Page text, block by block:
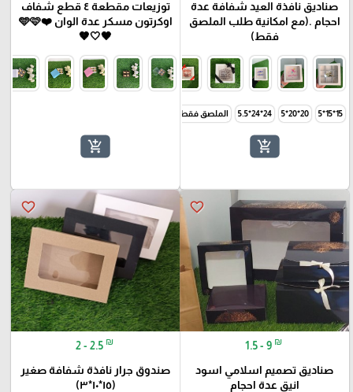
صناديق نافذة العيد شفافة عدة
احجام .(مع امكانية طلب الملصق
فقط)
15*15*5
20*20*5
24*24*5.5 الملصق فقط
add_shopping_cart
توزيعات مقطعة ٤ قطع شفاف
اوكرتون مسكر عدة الوان ❤️🩵🩷
🖤🤍🤎
add_shopping_cart
favorite_border
1.5 - 9 ₪
صناديق تصميم اسلامي اسود
انيق عدة احجام
favorite_border
2 - 2.5 ₪
صندوق جرار نافذة شفافة صغير
(١٥*١٠*٣)